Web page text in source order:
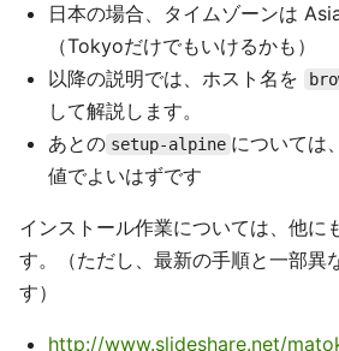
日本の場合、タイムゾーンは
（Tokyoだけでもいけるかも）
以降の説明では、ホスト名を
して解説します。
あとの setup-alpine については
値でよいはずです
インストール作業については、他に
す。（ただし、最新の手順と一部異
す）
http://www.slideshare.net/